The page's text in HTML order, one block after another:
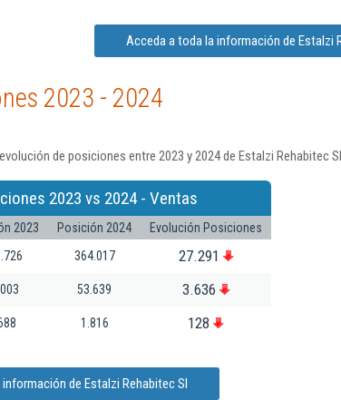
Acceda a toda la información de Estalzi
2023 - 2024
de posiciones entre 2023 y 2024 de Estalzi Rehabitec
2023 vs 2024 - Ventas
2023 Posición 2024
Evolución Posiciones
364.017 27.291
53.639 3.636
1.816 128
de Estalzi Rehabitec Sl